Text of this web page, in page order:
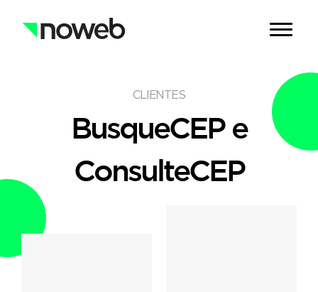
CLIENTES
BusqueCEP e
ConsulteCEP